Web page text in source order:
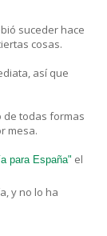
suceder hace
cosas.
así que
de todas formas
mesa.
para España" el
y no lo ha